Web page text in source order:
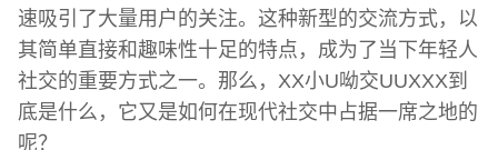
速吸引了大量用户的关注。这种新型的交流方式，以
其简单直接和趣味性十足的特点，成为了当下年轻人
社交的重要方式之一。那么，XX小U呦交UUXXX到
底是什么，它又是如何在现代社交中占据一席之地的
呢？